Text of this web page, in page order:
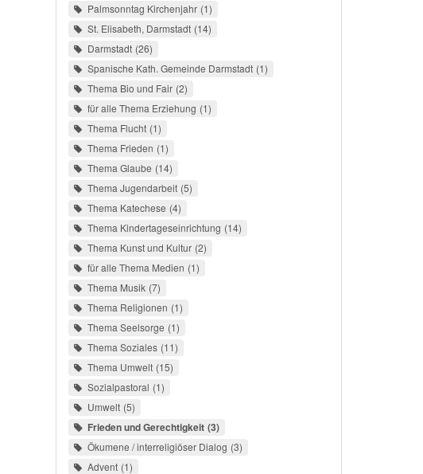
Palmsonntag Kirchenjahr 1
St. Elisabeth, Darmstadt 14
Darmstadt 26
Spanische Kath. Gemeinde Darmstadt 1
Thema Bio und Fair 2
für alle Thema Erziehung 1
Thema Flucht 1
Thema Frieden 1
Thema Glaube 14
Thema Jugendarbeit 5
Thema Katechese 4
Thema Kindertageseinrichtung 14
Thema Kunst und Kultur 2
für alle Thema Medien 1
Thema Musik 7
Thema Religionen 1
Thema Seelsorge 1
Thema Soziales 11
Thema Umwelt 15
Sozialpastoral 1
Umwelt 5
Frieden und Gerechtigkeit 3
Ökumene / interreligiöser Dialog 3
Advent 1